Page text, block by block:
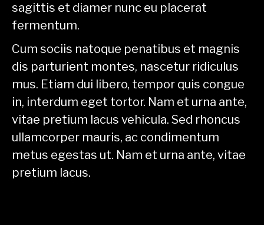
sagittis et diamer nunc eu placerat
fermentum.
Cum sociis natoque penatibus et magnis
dis parturient montes, nascetur ridiculus
mus. Etiam dui libero, tempor quis congue
in, interdum eget tortor. Nam et urna ante,
vitae pretium lacus vehicula. Sed rhoncus
ullamcorper mauris, ac condimentum
metus egestas ut. Nam et urna ante, vitae
pretium lacus.